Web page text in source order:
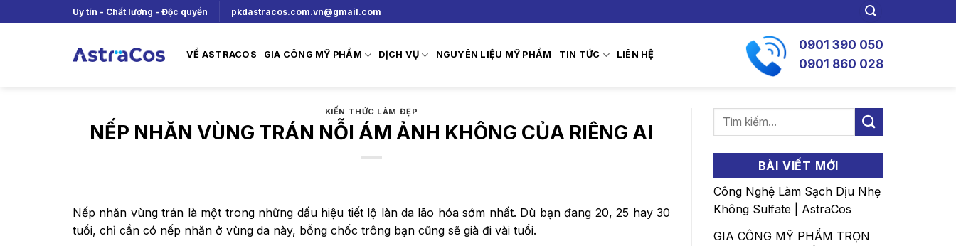
to
Uy tín - Chất lượng - Độc quyền pkdastracos.com.vn@gmail.com
VỀ ASTRACOS GIA CÔNG MỸ PHẨM DỊCH VỤ NGUYÊN LIỆU MỸ PHẨM TIN TỨC LIÊN HỆ
0901 390 050
0901 860 028
KIẾN THỨC LÀM ĐẸP
NẾP NHĂN VÙNG TRÁN NỖI ÁM ẢNH KHÔNG CỦA RIÊNG AI
Nếp nhăn vùng trán là một trong những dấu hiệu tiết lộ làn da lão hóa sớm nhất. Dù bạn đang 20, 25 hay 30
tuổi, chỉ cần có nếp nhăn ở vùng da này, bỗng chốc trông bạn cũng sẽ già đi vài tuổi.
BÀI VIẾT MỚI
Công Nghệ Làm Sạch Dịu Nhẹ
Không Sulfate | AstraCos
GIA CÔNG MỸ PHẨM TRỌN